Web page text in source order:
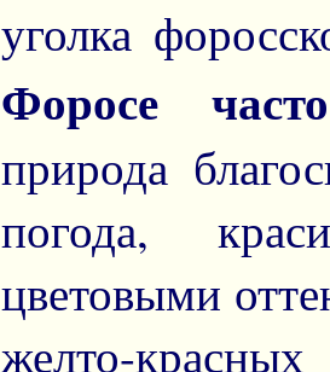
уголка
Форосе
природа
погода,
цветовыми
желто-красных